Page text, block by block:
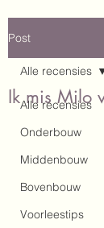
Post
Alle recensies
Onderbouw
Middenbouw
Bovenbouw
Voorleestips
Alle recensies
Ik mis Milo